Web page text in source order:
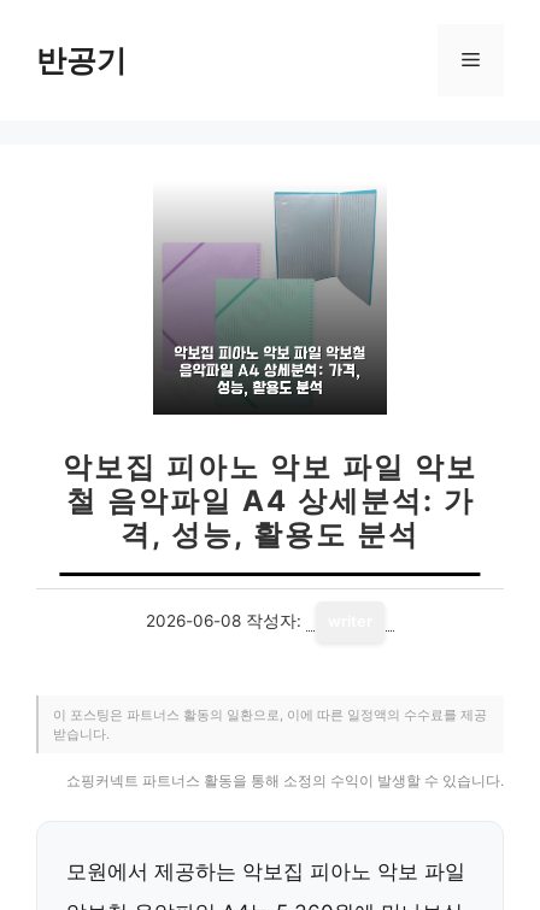
반공기 메
악보집 피아노 악보 파일 악보
철 음악파일 A4 상세분석: 가
격, 성능, 활용도 분석
2026-06-08 작성자:
이 포스팅은 파트너스 활동의 일환으로, 이에 따른 일정액의 수수료를 제공
받습니다.
쇼핑커넥트 파트너스 활동을 통해 소정의 수익이 발생할 수 있습니다.
모원에서 제공하는 악보집 피아노 악보 파일